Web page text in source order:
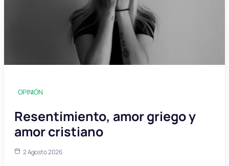
OPINIÓN
Resentimiento, amor griego y
amor cristiano
2 Agosto 2026